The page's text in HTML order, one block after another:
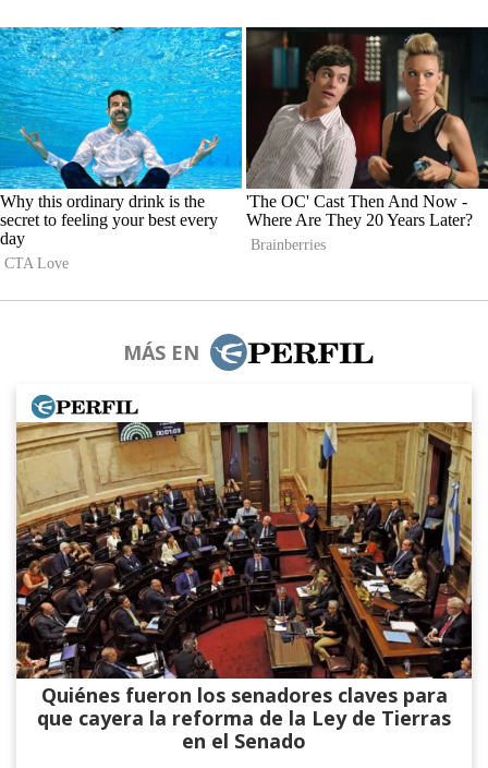
MÁS EN
Quiénes fueron los senadores claves para
que cayera la reforma de la Ley de Tierras
en el Senado